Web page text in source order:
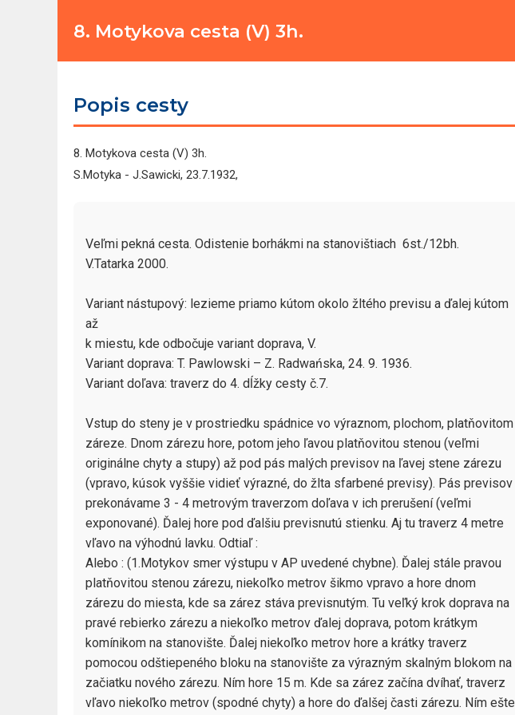
8. Motykova cesta (V) 3h.
Popis cesty
8. Motykova cesta (V) 3h.
S.Motyka - J.Sawicki, 23.7.1932,
Veľmi pekná cesta. Odistenie borhákmi na stanovištiach  6st./12bh.
V.Tatarka 2000.
Variant nástupový: lezieme priamo kútom okolo žltého previsu a ďalej kútom
až
k miestu, kde odbočuje variant doprava, V.
Variant doprava: T. Pawlowski – Z. Radwańska, 24. 9. 1936.
Variant doľava: traverz do 4. dĺžky cesty č.7.
Vstup do steny je v prostriedku spádnice vo výraznom, plochom, platňovitom
záreze. Dnom zárezu hore, potom jeho ľavou platňovitou stenou (veľmi
originálne chyty a stupy) až pod pás malých previsov na ľavej stene zárezu
(vpravo, kúsok vyššie vidieť výrazné, do žlta sfarbené previsy). Pás previsov
prekonávame 3 - 4 metrovým traverzom doľava v ich prerušení (veľmi
exponované). Ďalej hore pod ďalšiu previsnutú stienku. Aj tu traverz 4 metre
vľavo na výhodnú lavku. Odtiaľ :
Alebo : (1.Motykov smer výstupu v AP uvedené chybne). Ďalej stále pravou
platňovitou stenou zárezu, niekoľko metrov šikmo vpravo a hore dnom
zárezu do miesta, kde sa zárez stáva previsnutým. Tu veľký krok doprava na
pravé rebierko zárezu a niekoľko metrov ďalej doprava, potom krátkym
komínikom na stanovište. Ďalej niekoľko metrov hore a krátky traverz
pomocou odštiepeného bloku na stanovište za výrazným skalným blokom na
začiatku nového zárezu. Ním hore 15 m. Kde sa zárez začína dvíhať, traverz
vľavo niekoľko metrov (spodné chyty) a hore do ďalšej časti zárezu. Ním ešte